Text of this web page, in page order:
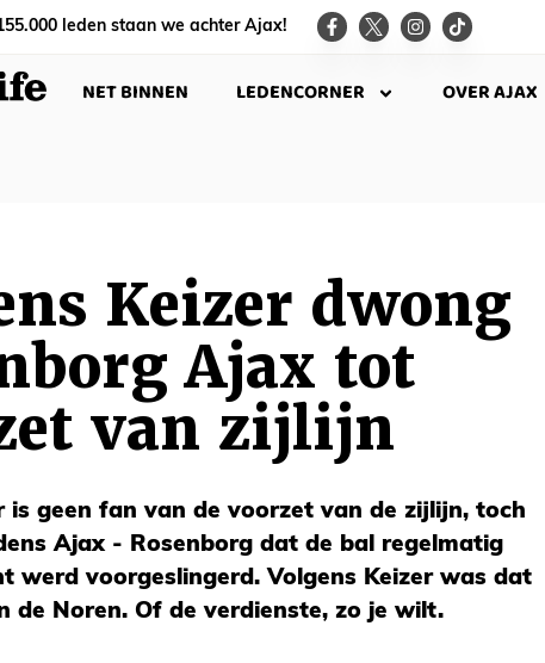
leden staan we achter Ajax!
NET BINNEN LEDENCORNER OVER AJAX
Keizer dwong
Ajax tot
van zijlijn
is geen fan van de voorzet van de zijlijn, toch
Ajax - Rosenborg dat de bal regelmatig
werd voorgeslingerd. Volgens Keizer was dat
de Noren. Of de verdienste, zo je wilt.